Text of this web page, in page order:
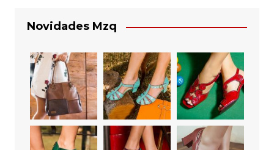
Novidades Mzq